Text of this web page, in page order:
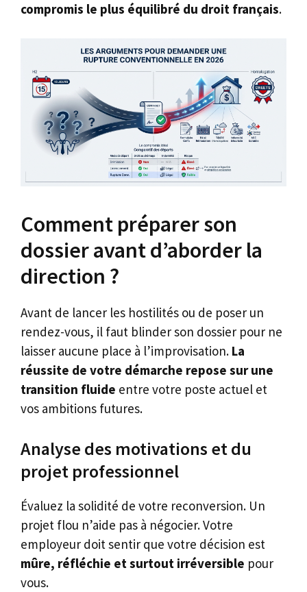
compromis le plus équilibré du droit français.
Comment préparer son
dossier avant d’aborder la
direction ?
Avant de lancer les hostilités ou de poser un
rendez-vous, il faut blinder son dossier pour ne
laisser aucune place à l’improvisation. La
réussite de votre démarche repose sur une
transition fluide entre votre poste actuel et
vos ambitions futures.
Analyse des motivations et du
projet professionnel
Évaluez la solidité de votre reconversion. Un
projet flou n’aide pas à négocier. Votre
employeur doit sentir que votre décision est
mûre, réfléchie et surtout irréversible pour
vous.